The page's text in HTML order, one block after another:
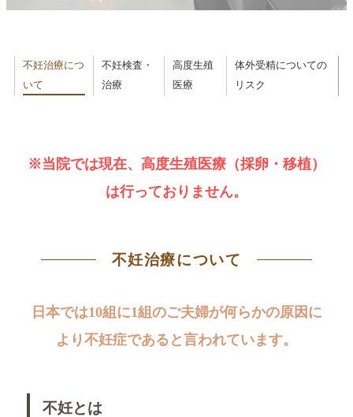
不妊治療につ
いて
不妊検査・
治療
高度生殖
医療
体外受精についての
リスク
※当院では現在、高度生殖医療（採卵・移植）
は行っておりません。
不妊治療について
日本では10組に1組のご夫婦が何らかの原因に
より不妊症であると言われています。
不妊とは